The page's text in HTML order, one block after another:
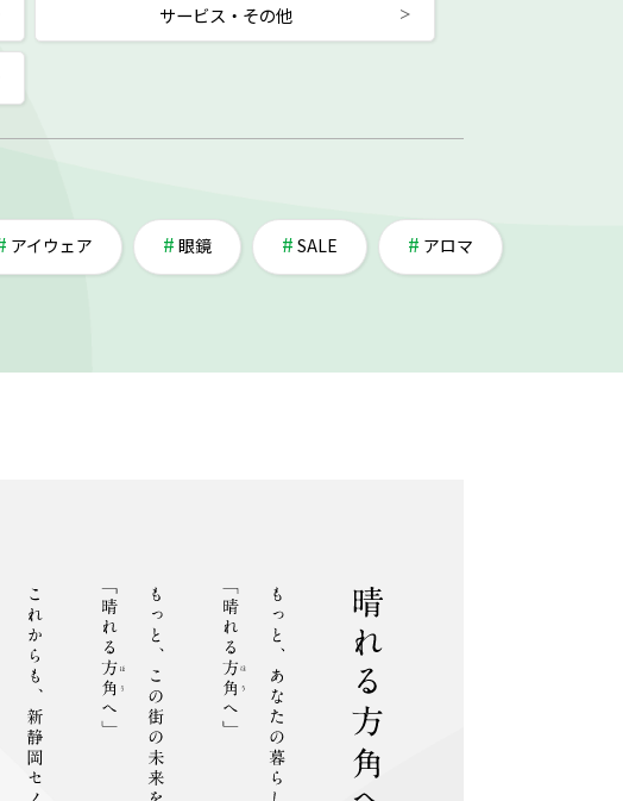
サービス・その他
アイウェア 眼鏡 SALE アロマ